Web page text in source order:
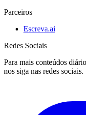
Parceiros
Escreva.ai
Redes Sociais
Para mais conteúdos
nos siga nas redes sociais.